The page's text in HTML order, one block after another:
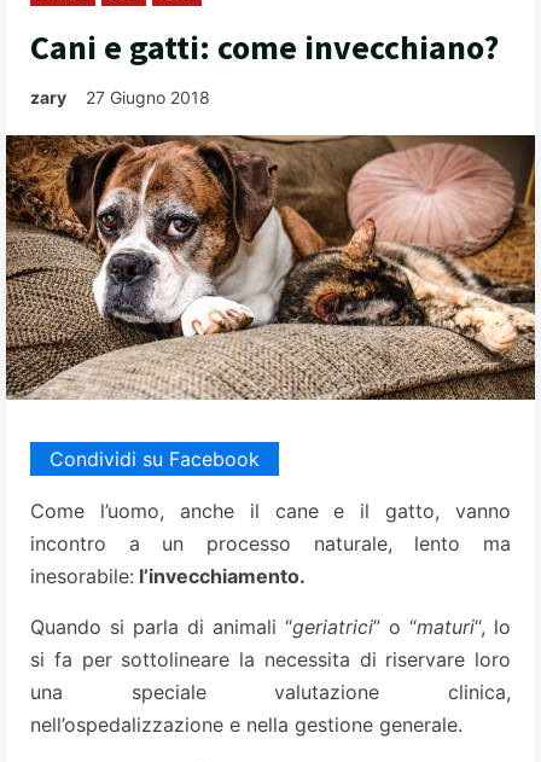
Cani e gatti: come invecchiano?
zary 27 Giugno 2018
Condividi su Facebook
Come l’uomo, anche il cane e il gatto, vanno
incontro a un processo naturale, lento ma
inesorabile: l’invecchiamento.
Quando si parla di animali “geriatrici” o “maturi“, lo
si fa per sottolineare la necessita di riservare loro
una speciale valutazione clinica,
nell’ospedalizzazione e nella gestione generale.